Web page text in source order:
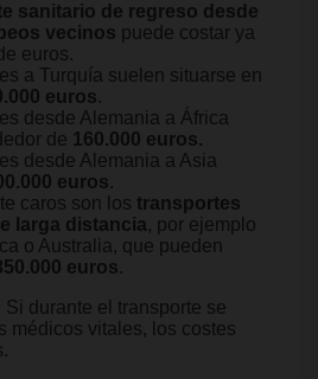
sanitario de regreso desde
vecinos puede costar ya
euros.
a Turquía suelen situarse en
euros.
desde Alemania a África
de 160.000 euros.
desde Alemania a Asia
euros.
caros son los transportes
larga distancia, por ejemplo
o Australia, que pueden
euros.
Si durante el transporte se
médicos vitales, los costes